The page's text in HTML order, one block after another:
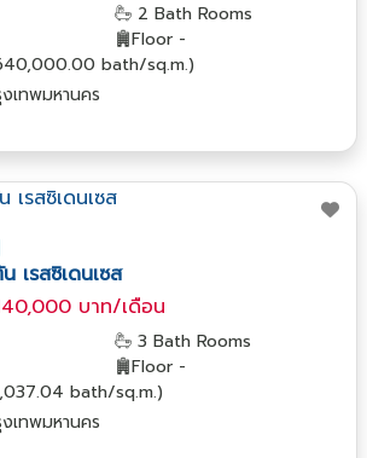
2 Bath Rooms
Floor -
bath/sq.m.)
เทพมหานคร
เรสซิเดนเซส
บาท/เดือน
3 Bath Rooms
Floor -
bath/sq.m.)
เทพมหานคร